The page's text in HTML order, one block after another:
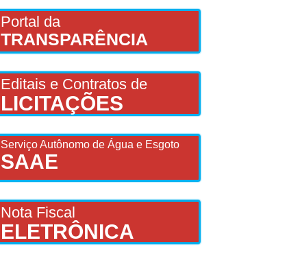
Portal da
TRANSPARÊNCIA
Editais e Contratos de
LICITAÇÕES
Serviço Autônomo de Água e Esgoto
SAAE
Nota Fiscal
ELETRÔNICA